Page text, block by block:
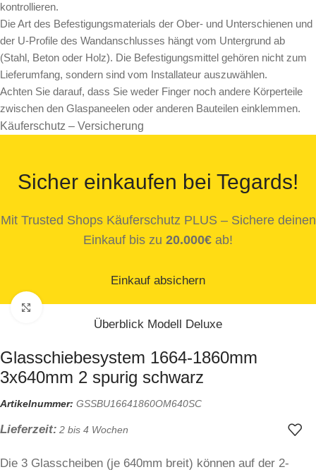
Zum Vergrößern klicken
kontrollieren.
Die Art des Befestigungsmaterials der Ober- und Unterschienen und
der U-Profile des Wandanschlusses hängt vom Untergrund ab
(Stahl, Beton oder Holz). Die Befestigungsmittel gehören nicht zum
Lieferumfang, sondern sind vom Installateur auszuwählen.
Achten Sie darauf, dass Sie weder Finger noch andere Körperteile
zwischen den Glaspaneelen oder anderen Bauteilen einklemmen.
Käuferschutz – Versicherung
Sicher einkaufen bei Tegards!
Mit Trusted Shops Käuferschutz PLUS – Sichere deinen
Einkauf bis zu 20.000€ ab!
Einkauf absichern
Überblick Modell Deluxe
Glasschiebesystem 1664-1860mm
3x640mm 2 spurig schwarz
Artikelnummer: GSSBU16641860OM640SC
Lieferzeit: 2 bis 4 Wochen
Die 3 Glasscheiben (je 640mm breit) können auf der 2-